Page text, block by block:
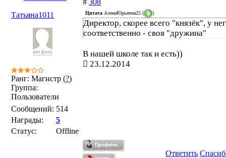
# 308
Татьяна1011
Ранг: Магистр (?)
Группа:
Пользователи
Сообщений: 514
Награды:
5
Статус:
Offline
Цитата АленаЮрьевна25 ( )
Директор, скорее всего "князёк", у
соответственно - своя "дружина"
В нашей школе так и есть))
23.12.2014
Ответить